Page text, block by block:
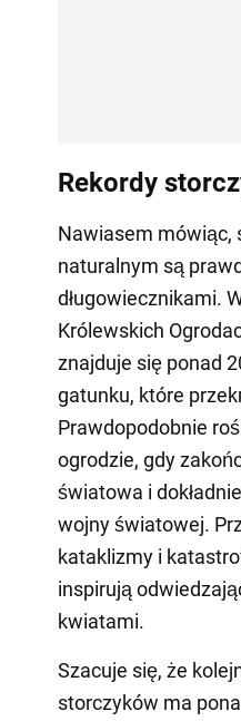
Rekordy
Nawiasem mówiąc,
naturalnym są
długowiecznikami.
Królewskich
znajduje się ponad
gatunku, które
Prawdopodobnie
ogrodzie, gdy
światowa i
wojny światowej.
kataklizmy i
inspirują
kwiatami.
Szacuje się, że
storczyków ma